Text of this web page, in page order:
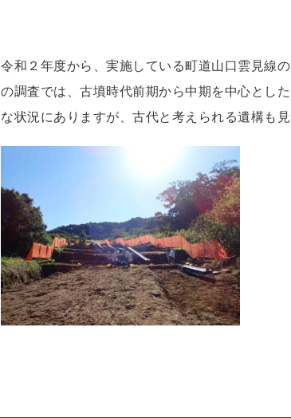
令和２年度から、実施している町道山口雲見線
の調査では、古墳時代前期から中期を中心とし
な状況にありますが、古代と考えられる遺構も見